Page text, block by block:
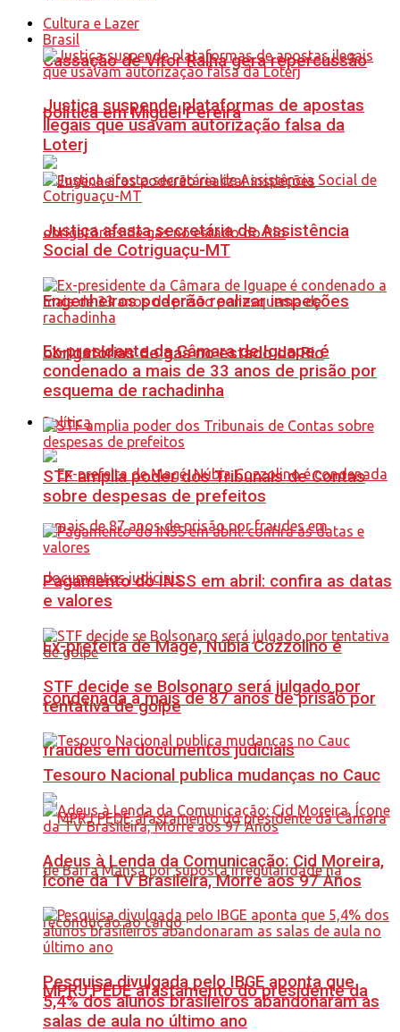
Cassação de Vitor Ralha gera repercussão
política em Miguel Pereira
Engenheiros poderão realizar inspeções
obrigatórias de gás no estado do Rio
Política
Ex-prefeita de Magé, Núbia Cozzolino é
condenada a mais de 87 anos de prisão por
fraudes em documentos judiciais
MPRJ PEDE afastamento do presidente da
Cultura e Lazer
Brasil
Justiça suspende plataformas de apostas
ilegais que usavam autorização falsa da
Loterj
Justiça afasta secretária de Assistência
Social de Cotriguaçu-MT
Ex-presidente da Câmara de Iguape é
condenado a mais de 33 anos de prisão por
esquema de rachadinha
STF amplia poder dos Tribunais de Contas
sobre despesas de prefeitos
Pagamento do INSS em abril: confira as datas
e valores
STF decide se Bolsonaro será julgado por
tentativa de golpe
Tesouro Nacional publica mudanças no Cauc
Adeus à Lenda da Comunicação: Cid Moreira,
Ícone da TV Brasileira, Morre aos 97 Anos
Pesquisa divulgada pelo IBGE aponta que
5,4% dos alunos brasileiros abandonaram as
salas de aula no último ano